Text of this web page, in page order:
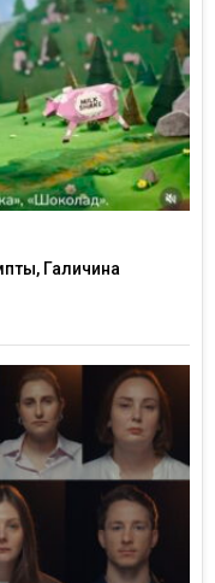
Галичина